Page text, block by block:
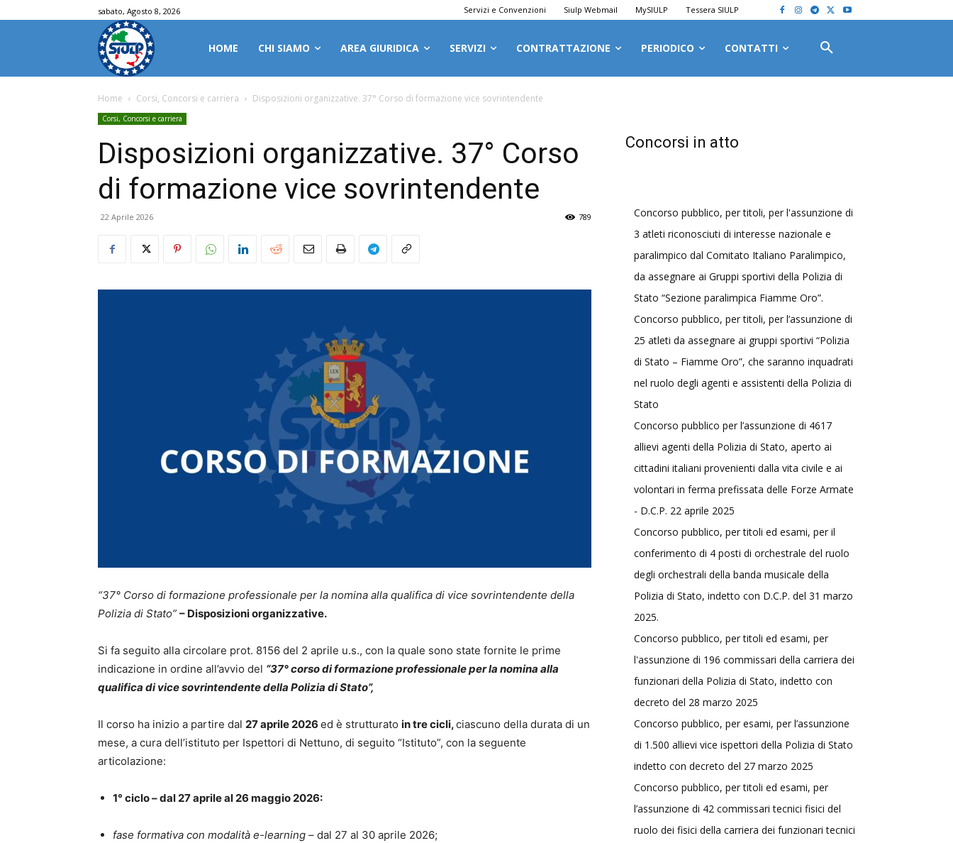
sabato, Agosto 8, 2026 Servizi e Convenzioni Siulp Webmail MySIULP Tessera SIULP
HOME CHI SIAMO AREA GIURIDICA SERVIZI CONTRATTAZIONE PERIODICO CONTATTI
Home Corsi, Concorsi e carriera Disposizioni organizzative. 37° Corso di formazione vice sovrintendente
Corsi, Concorsi e carriera
Disposizioni organizzative. 37° Corso
di formazione vice sovrintendente
22 Aprile 2026 789
“37° Corso di formazione professionale per la nomina alla qualifica di vice sovrintendente della
Polizia di Stato” – Disposizioni organizzative.
Si fa seguito alla circolare prot. 8156 del 2 aprile u.s., con la quale sono state fornite le prime
indicazione in ordine all’avvio del “37° corso di formazione professionale per la nomina alla
qualifica di vice sovrintendente della Polizia di Stato”,
Il corso ha inizio a partire dal 27 aprile 2026 ed è strutturato in tre cicli,ciascuno della durata di un
mese, a cura dell’istituto per Ispettori di Nettuno, di seguito “Istituto”, con la seguente
articolazione:
1° ciclo – dal 27 aprile al 26 maggio 2026:
fase formativa con modalità e-learning – dal 27 al 30 aprile 2026;
Concorsi in atto
Concorso pubblico, per titoli, per l'assunzione di
3 atleti riconosciuti di interesse nazionale e
paralimpico dal Comitato Italiano Paralimpico,
da assegnare ai Gruppi sportivi della Polizia di
Stato “Sezione paralimpica Fiamme Oro”.
Concorso pubblico, per titoli, per l’assunzione di
25 atleti da assegnare ai gruppi sportivi “Polizia
di Stato – Fiamme Oro”, che saranno inquadrati
nel ruolo degli agenti e assistenti della Polizia di
Stato
Concorso pubblico per l’assunzione di 4617
allievi agenti della Polizia di Stato, aperto ai
cittadini italiani provenienti dalla vita civile e ai
volontari in ferma prefissata delle Forze Armate
- D.C.P. 22 aprile 2025
Concorso pubblico, per titoli ed esami, per il
conferimento di 4 posti di orchestrale del ruolo
degli orchestrali della banda musicale della
Polizia di Stato, indetto con D.C.P. del 31 marzo
2025.
Concorso pubblico, per titoli ed esami, per
l'assunzione di 196 commissari della carriera dei
funzionari della Polizia di Stato, indetto con
decreto del 28 marzo 2025
Concorso pubblico, per esami, per l’assunzione
di 1.500 allievi vice ispettori della Polizia di Stato
indetto con decreto del 27 marzo 2025
Concorso pubblico, per titoli ed esami, per
l’assunzione di 42 commissari tecnici fisici del
ruolo dei fisici della carriera dei funzionari tecnici